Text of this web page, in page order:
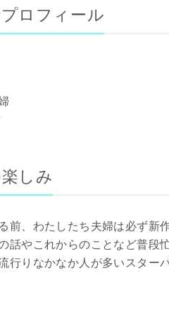
ロフィール
しみ
前、わたしたち夫婦は必ず新
話やこれからのことなど普段
行りなかなか人が多いスター